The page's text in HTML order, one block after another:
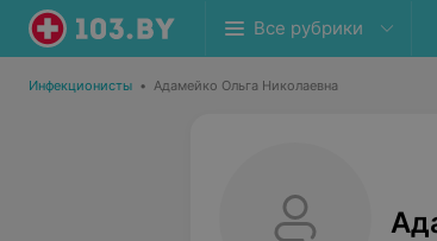
Все рубрики
Инфекционисты • Адамейко Ольга Николаевна